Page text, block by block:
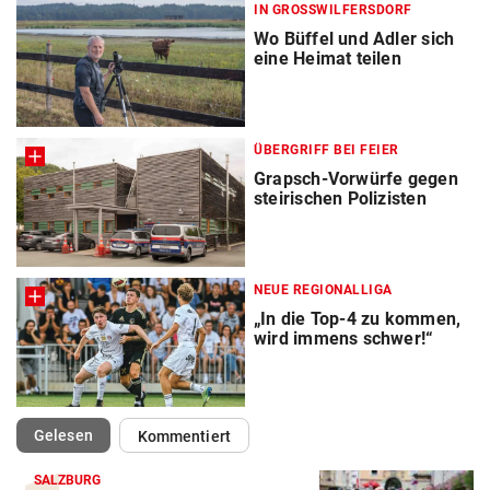
IN GROSSWILFERSDORF
Wo Büffel und Adler sich
eine Heimat teilen
ÜBERGRIFF BEI FEIER
Grapsch-Vorwürfe gegen
steirischen Polizisten
NEUE REGIONALLIGA
„In die Top-4 zu kommen,
wird immens schwer!“
Gelesen(ausgewählt)Kommentiert
SALZBURG